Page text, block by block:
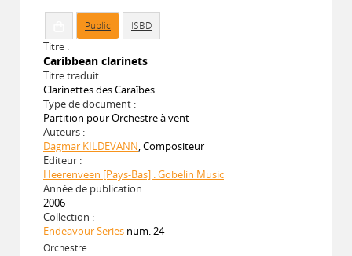
Public ISBD
Titre :
Caribbean clarinets
Titre traduit :
Clarinettes des Caraïbes
Type de document :
Partition pour Orchestre à vent
Auteurs :
Dagmar KILDEVANN, Compositeur
Editeur :
Heerenveen [Pays-Bas] : Gobelin Music
Année de publication :
2006
Collection :
Endeavour Series num. 24
Orchestre :